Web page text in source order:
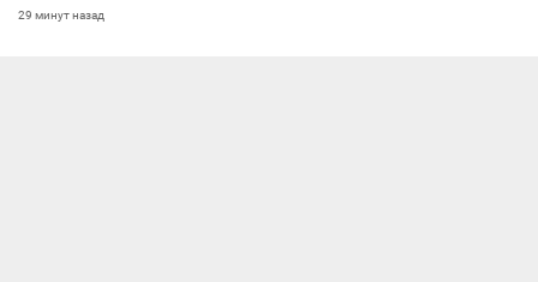
29 минут назад